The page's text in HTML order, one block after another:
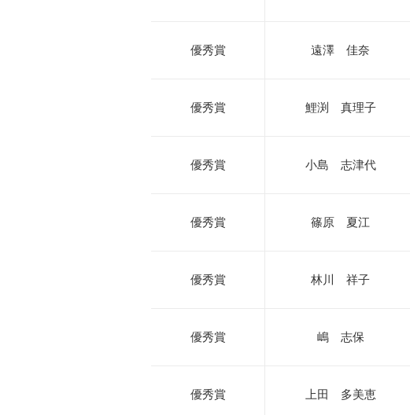
優秀賞 遠澤 佳奈
優秀賞 鯉渕 真理子
優秀賞 小島 志津代
優秀賞 篠原 夏江
優秀賞 林川 祥子
優秀賞 嶋 志保
優秀賞 上田 多美恵